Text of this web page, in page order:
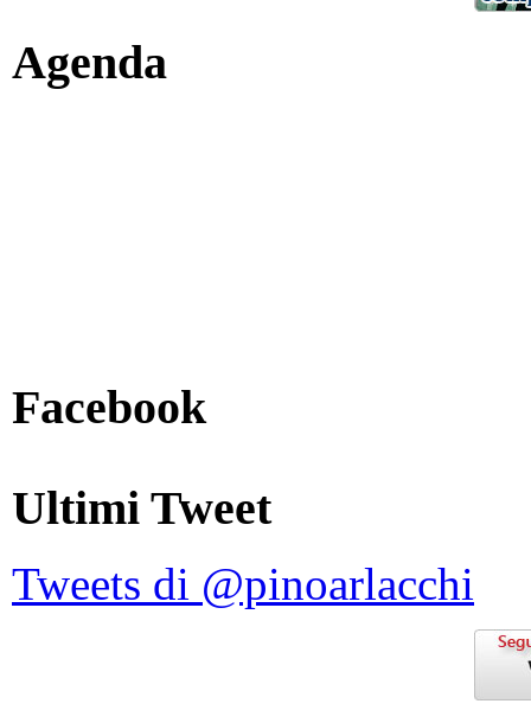
Agenda
Facebook
Ultimi Tweet
Tweets di @pinoarlacchi